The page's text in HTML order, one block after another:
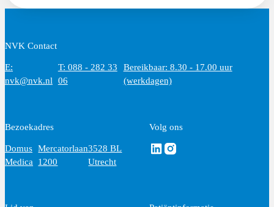
NVK Contact
E:
nvk@nvk.nl
T: 088 - 282 33
06
Bereikbaar: 8.30 - 17.00 uur
(werkdagen)
Bezoekadres
Domus
Medica
Mercatorlaan
1200
3528 BL
Utrecht
Volg ons
Volg ons via Linkedin
Volg ons via Instagram